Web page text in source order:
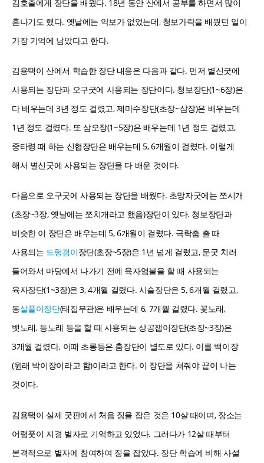
김호출에게 장단을 배웠다. 18년 동안 산에서 공부를 하면서 많이
혼나기도 했다. 옛날에는 악보가 없었는데, 청보가락을 배웠던 일이
가장 기억에 남았다고 한다.
김용택이 산에서 학습한 장단 내용은 다음과 같다. 먼저 별신굿에
사용되는 장단과 오구굿에 사용되는 장단이다. 청보장단(1~6장)은
다 배우는데 3년 정도 걸렸고, 제마수장단(초장~삼장)은 배우는데
1년 정도 걸렸다. 또 삼오장(1~5장)은 배우는데 1년 정도 걸렸고,
중타령 때 하는 신협장단은 배우는데 5, 6개월이 걸렸다. 이렇게
해서 별신굿에 사용되는 장단을 다 배운 것이다.
다음으로 오구굿에 사용되는 장단을 배웠다. 초망자굿에는 쪼시개
(초장~3장, 옛날에는 쪼치개라고 했음)장단이 있다. 청보장단과
비슷한 이 장단은 배우는데 5, 6개월이 걸렸다. 극락춤 출 때
사용되는 드렁갱이장단(초장~5장)은 1년 넘게 걸렸고, 문굿 치러
들어와서 마당에서 나가기 전에 육자염불을 할 때 사용되는
육자장단(1~3장)은 3, 4개월 걸렸다. 시슬장단은 5, 6개월 걸렸고,
동살풀이장단(태집무관)은 배우는데 6, 7개월 걸렸다. 꽃노래,
뱃노래, 등노래 등을 할 때 사용되는 상공잽이장단(초장~3장)은
3개월 걸렸다. 이때 초롱등은 춤장단이 별도로 있다. 이를 백이장
(원래 박이장이라고 함)이라고 한다. 이 장단을 쳐줘야 끝이 나는
것이다.
김용택이 실제 굿판에서 처음 징을 잡은 것은 10살 때이며, 장소는
어렴풋이 지경 별자로 기억하고 있었다. 그러다가 12살 때부터
본격적으로 별자에 참여하여 징을 잡았다. 장단 학습에 비해 사설